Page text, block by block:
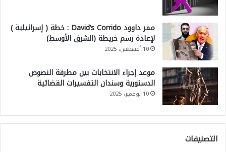
ممر داوود David’s Corrido : خطة ( إسرائيلية )
لإعادة رسم خريطة (الشرق الأوسط)
10 أغسطس، 2025
موعد إجراء الانتخابات بين مطرقة النصوص
الدستورية وسندان التفسيرات القضائية
10 نوفمبر، 2025
التصنيفات